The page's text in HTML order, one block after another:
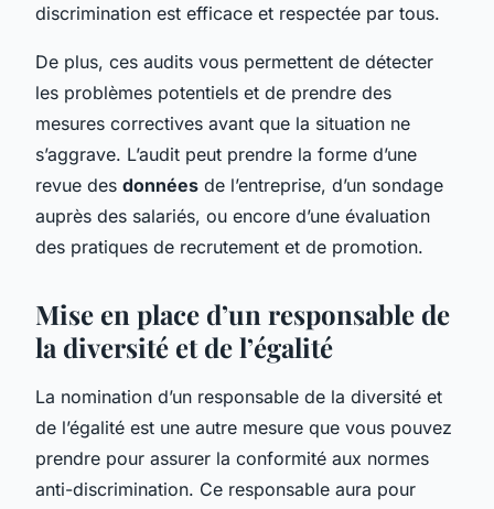
discrimination est efficace et respectée par tous.
De plus, ces audits vous permettent de détecter
les problèmes potentiels et de prendre des
mesures correctives avant que la situation ne
s’aggrave. L’audit peut prendre la forme d’une
revue des données de l’entreprise, d’un sondage
auprès des salariés, ou encore d’une évaluation
des pratiques de recrutement et de promotion.
Mise en place d’un responsable de
la diversité et de l’égalité
La nomination d’un responsable de la diversité et
de l’égalité est une autre mesure que vous pouvez
prendre pour assurer la conformité aux normes
anti-discrimination. Ce responsable aura pour